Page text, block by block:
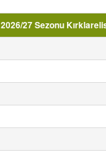
2026/27 Sezonu